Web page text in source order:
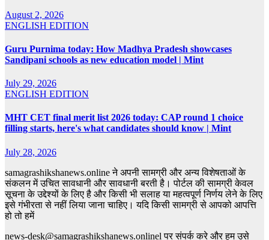
August 2, 2026
ENGLISH EDITION
Guru Purnima today: How Madhya Pradesh showcases
Sandipani schools as new education model | Mint
July 29, 2026
ENGLISH EDITION
MHT CET final merit list 2026 today: CAP round 1 choice
filling starts, here's what candidates should know | Mint
July 28, 2026
samagrashikshanews.online ने अपनी सामग्री और अन्य विशेषताओं के
संकलन में उचित सावधानी और सावधानी बरती है। पोर्टल की सामग्री केवल
सूचना के उद्देश्यों के लिए है और किसी भी सलाह या महत्वपूर्ण निर्णय लेने के लिए
इसे गंभीरता से नहीं लिया जाना चाहिए। यदि किसी सामग्री से आपको आपत्ति
हो तो हमें
news-desk@samagrashikshanews.onlinel पर संपर्क करे और हम उसे